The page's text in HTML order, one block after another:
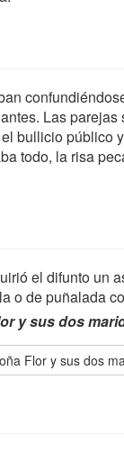
Las
bullicio público
todo, la risa
el difunto un
o de puñalada
y sus dos
Flor y sus dos